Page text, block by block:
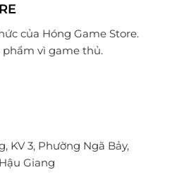
của Hóng Game Store.
vì game thủ.
KV 3, Phường Ngã Bảy,
Giang